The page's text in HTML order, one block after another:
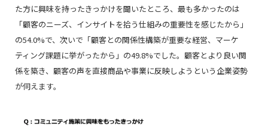
た方に興味を持ったきっかけを聞いたところ、最も多かったのは
「顧客のニーズ、インサイトを拾う仕組みの重要性を感じたから」
の54.0%で、次いで「顧客との関係性構築が重要な経営、マーケ
ティング課題に挙がったから」の49.8%でした。顧客とより良い関
係を築き、顧客の声を直接商品や事業に反映しようという企業姿勢
が伺えます。